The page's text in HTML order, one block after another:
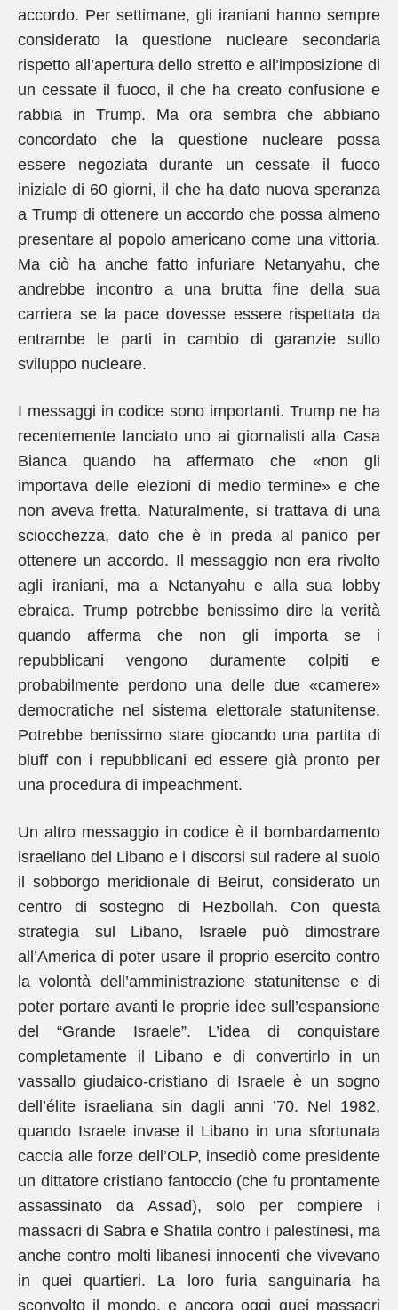
accordo. Per settimane, gli iraniani hanno sempre
considerato la questione nucleare secondaria
rispetto all’apertura dello stretto e all’imposizione di
un cessate il fuoco, il che ha creato confusione e
rabbia in Trump. Ma ora sembra che abbiano
concordato che la questione nucleare possa
essere negoziata durante un cessate il fuoco
iniziale di 60 giorni, il che ha dato nuova speranza
a Trump di ottenere un accordo che possa almeno
presentare al popolo americano come una vittoria.
Ma ciò ha anche fatto infuriare Netanyahu, che
andrebbe incontro a una brutta fine della sua
carriera se la pace dovesse essere rispettata da
entrambe le parti in cambio di garanzie sullo
sviluppo nucleare.
I messaggi in codice sono importanti. Trump ne ha
recentemente lanciato uno ai giornalisti alla Casa
Bianca quando ha affermato che «non gli
importava delle elezioni di medio termine» e che
non aveva fretta. Naturalmente, si trattava di una
sciocchezza, dato che è in preda al panico per
ottenere un accordo. Il messaggio non era rivolto
agli iraniani, ma a Netanyahu e alla sua lobby
ebraica. Trump potrebbe benissimo dire la verità
quando afferma che non gli importa se i
repubblicani vengono duramente colpiti e
probabilmente perdono una delle due «camere»
democratiche nel sistema elettorale statunitense.
Potrebbe benissimo stare giocando una partita di
bluff con i repubblicani ed essere già pronto per
una procedura di impeachment.
Un altro messaggio in codice è il bombardamento
israeliano del Libano e i discorsi sul radere al suolo
il sobborgo meridionale di Beirut, considerato un
centro di sostegno di Hezbollah. Con questa
strategia sul Libano, Israele può dimostrare
all’America di poter usare il proprio esercito contro
la volontà dell’amministrazione statunitense e di
poter portare avanti le proprie idee sull’espansione
del “Grande Israele”. L’idea di conquistare
completamente il Libano e di convertirlo in un
vassallo giudaico-cristiano di Israele è un sogno
dell’élite israeliana sin dagli anni ’70. Nel 1982,
quando Israele invase il Libano in una sfortunata
caccia alle forze dell’OLP, insediò come presidente
un dittatore cristiano fantoccio (che fu prontamente
assassinato da Assad), solo per compiere i
massacri di Sabra e Shatila contro i palestinesi, ma
anche contro molti libanesi innocenti che vivevano
in quei quartieri. La loro furia sanguinaria ha
sconvolto il mondo, e ancora oggi quei massacri